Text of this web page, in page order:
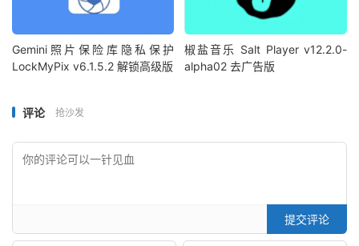
Gemini照片保险库隐私保护
LockMyPix v6.1.5.2 解锁高级版
椒盐音乐 Salt Player v12.2.0-
alpha02 去广告版
评论 抢沙发
提交评论